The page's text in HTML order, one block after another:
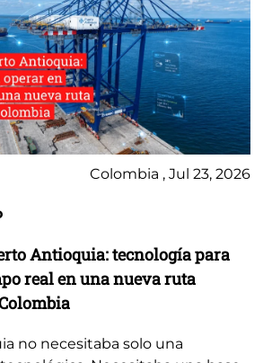
Colombia , Jul 23, 2026
Antioquia: tecnología para
real en una nueva ruta
no necesitaba solo una